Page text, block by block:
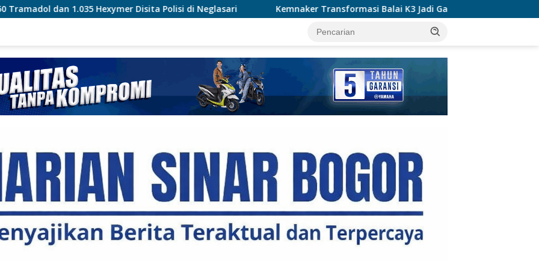
Disita Polisi di Neglasari Kemnaker Transformasi Balai K3 Jadi Garda Terdepan Pencegahan Kecelakaan Kerja